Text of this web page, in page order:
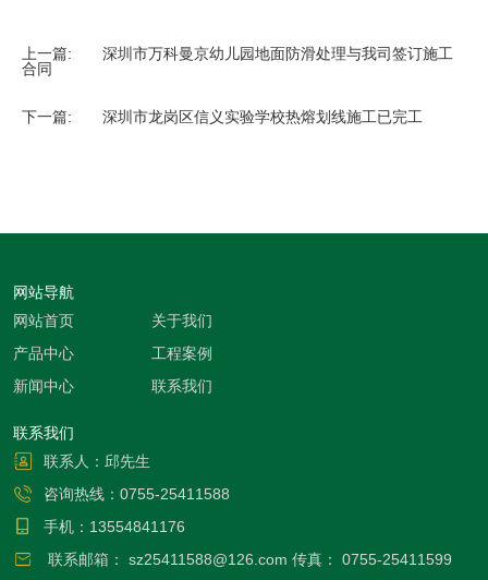
上一篇:
深圳市万科曼京幼儿园地面防滑处理与我司签订施工
合同
下一篇: 深圳市龙岗区信义实验学校热熔划线施工已完工
网站导航
网站首页
产品中心
新闻中心
关于我们
工程案例
联系我们
联系我们
联系人：邱先生
咨询热线： 0755-25411588
手机： 13554841176
联系邮箱：
sz25411588@126.com 传真： 0755-25411599